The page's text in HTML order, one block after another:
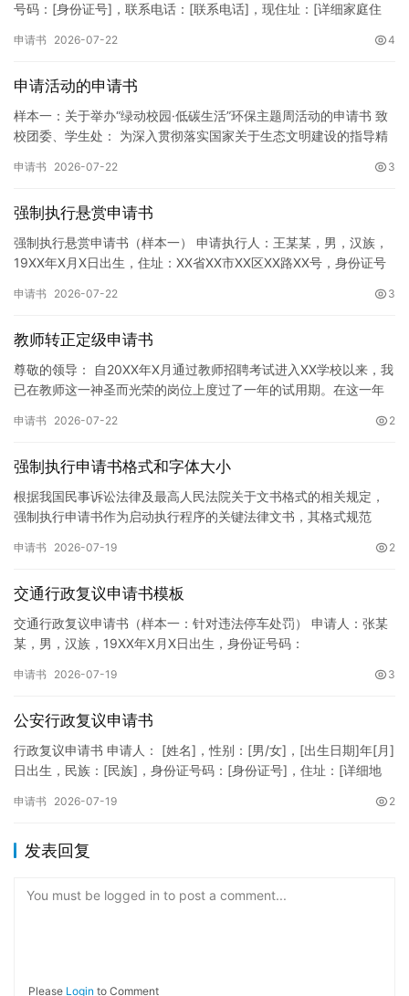
号码：[身份证号]，联系电话：[联系电话]，现住址：[详细家庭住
申请书 2026-07-22 4
申请活动的申请书
样本一：关于举办“绿动校园·低碳生活”环保主题周活动的申请书 致
校团委、学生处： 为深入贯彻落实国家关于生态文明建设的指导精
申请书 2026-07-22 3
强制执行悬赏申请书
强制执行悬赏申请书（样本一） 申请执行人：王某某，男，汉族，
19XX年X月X日出生，住址：XX省XX市XX区XX路XX号，身份证号
申请书 2026-07-22 3
教师转正定级申请书
尊敬的领导： 自20XX年X月通过教师招聘考试进入XX学校以来，我
已在教师这一神圣而光荣的岗位上度过了一年的试用期。在这一年
申请书 2026-07-22 2
强制执行申请书格式和字体大小
根据我国民事诉讼法律及最高人民法院关于文书格式的相关规定，
强制执行申请书作为启动执行程序的关键法律文书，其格式规范
纸张与…
申请书 2026-07-19 2
交通行政复议申请书模板
交通行政复议申请书（样本一：针对违法停车处罚） 申请人：张某
某，男，汉族，19XX年X月X日出生，身份证号码：
申请书 2026-07-19 3
公安行政复议申请书
行政复议申请书 申请人： [姓名]，性别：[男/女]，[出生日期]年[月]
日出生，民族：[民族]，身份证号码：[身份证号]，住址：[详细地
申请书 2026-07-19 2
发表回复
You must be logged in to post a comment...
Please Login to Comment